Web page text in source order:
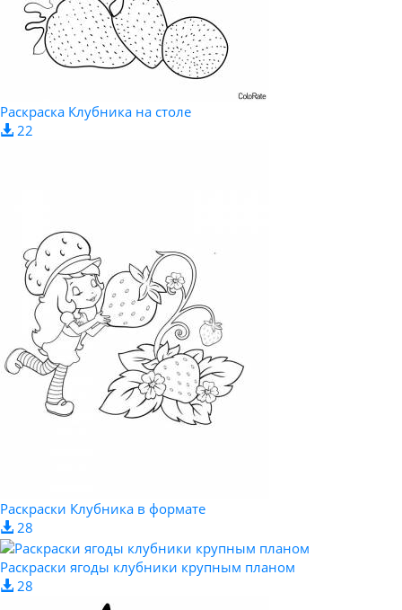
Раскраска Клубника на столе
22
Раскраски Клубника в формате
28
Раскраски ягоды клубники крупным планом
28